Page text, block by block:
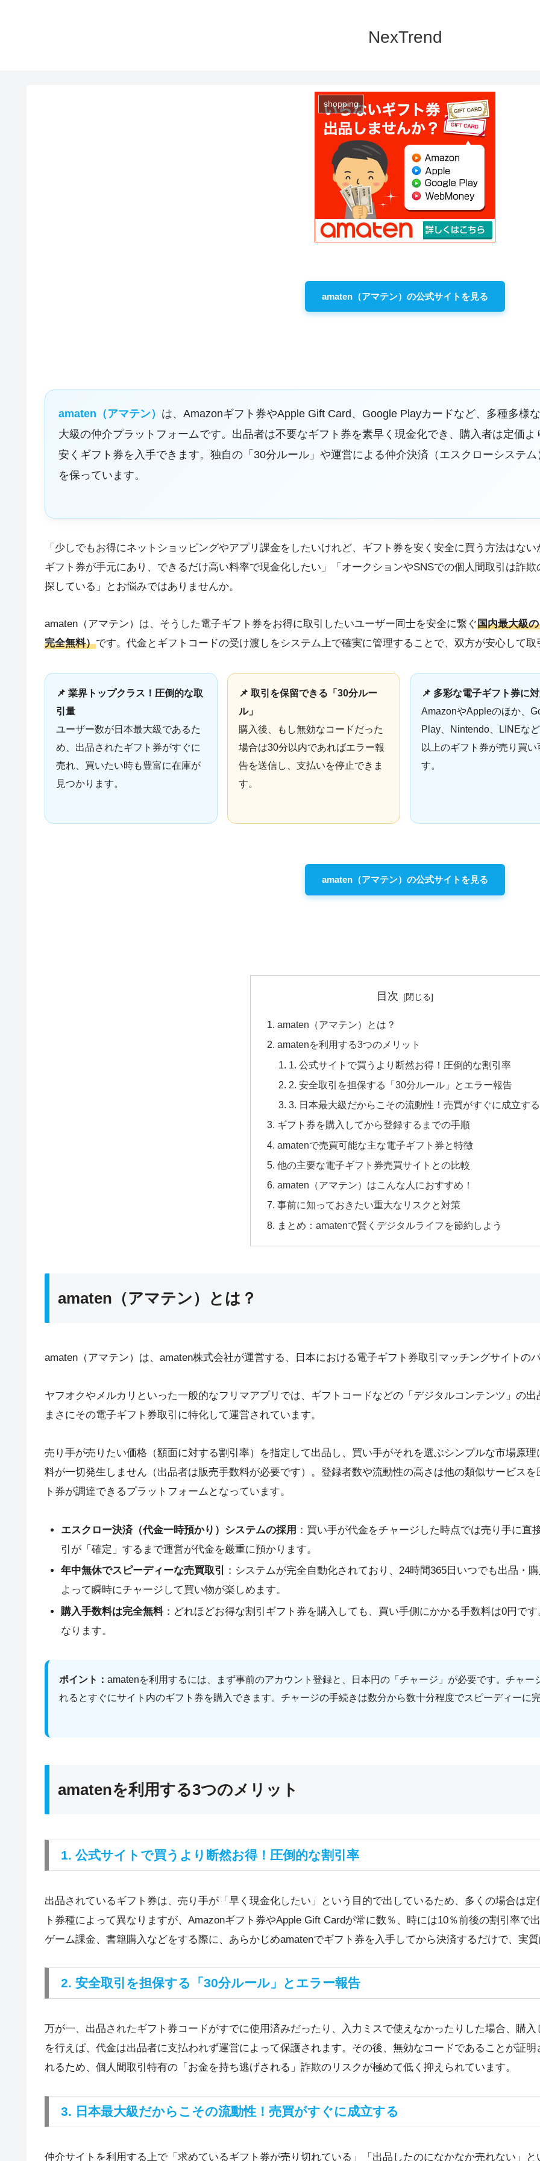
NexTrend
shopping
amaten（アマテン）の公式サイトを見る
amaten（アマテン） は、Amazonギフト券やApple Gift Card、Google Playカードなど、多種多様
大級の仲介プラットフォームです。出品者は不要なギフト券を素早く現金化でき、購入者は定価
安くギフト券を入手できます。独自の「30分ルール」や運営による仲介決済（エスクローシステ
を保っています。
「少しでもお得にネットショッピングやアプリ課金をしたいけれど、ギフト券を安く安全に買う方法はな
ギフト券が手元にあり、できるだけ高い料率で現金化したい」「オークションやSNSでの個人間取引は詐
探している」とお悩みではありませんか。
amaten（アマテン）は、そうした電子ギフト券をお得に取引したいユーザー同士を安全に繋ぐ国内最大級
完全無料）です。代金とギフトコードの受け渡しをシステム上で確実に管理することで、双方が安心して
📌 業界トップクラス！圧倒的な取
引量
ユーザー数が日本最大級であるた
め、出品されたギフト券がすぐに
売れ、買いたい時も豊富に在庫が
見つかります。
📌 取引を保留できる「30分ルー
ル」
購入後、もし無効なコードだった
場合は30分以内であればエラー報
告を送信し、支払いを停止できま
す。
📌 多彩な電子ギフト券に
AmazonやAppleのほか、
Play、Nintendo、LINEな
以上のギフト券が売り買い
す。
amaten（アマテン）の公式サイトを見る
目次
amaten（アマテン）とは？
amatenを利用する3つのメリット
1. 公式サイトで買うより断然お得！圧倒的な割引率
2. 安全取引を担保する「30分ルール」とエラー報告
3. 日本最大級だからこその流動性！売買がすぐに成立する
ギフト券を購入してから登録するまでの手順
amatenで売買可能な主な電子ギフト券と特徴
他の主要な電子ギフト券売買サイトとの比較
amaten（アマテン）はこんな人におすすめ！
事前に知っておきたい重大なリスクと対策
まとめ：amatenで賢くデジタルライフを節約しよう
amaten（アマテン）とは？
amaten（アマテン）は、amaten株式会社が運営する、日本における電子ギフト券取引マッチングサイトの
ヤフオクやメルカリといった一般的なフリマアプリでは、ギフトコードなどの「デジタルコンテンツ」の
まさにその電子ギフト券取引に特化して運営されています。
売り手が売りたい価格（額面に対する割引率）を指定して出品し、買い手がそれを選ぶシンプルな市場原
料が一切発生しません（出品者は販売手数料が必要です）。登録者数や流動性の高さは他の類似サービス
ト券が調達できるプラットフォームとなっています。
エスクロー決済（代金一時預かり）システムの採用 ：買い手が代金をチャージした時点では売り手に
引が「確定」するまで運営が代金を厳重に預かります。
年中無休でスピーディーな売買取引
：システムが完全自動化されており、24時間365日いつでも出品・
よって瞬時にチャージして買い物が楽しめます。
購入手数料は完全無料：どれほどお得な割引ギフト券を購入しても、買い手側にかかる手数料は0円で
なります。
ポイント： amatenを利用するには、まず事前のアカウント登録と、日本円の「チャージ」が必要です。チャ
れるとすぐにサイト内のギフト券を購入できます。チャージの手続きは数分から数十分程度でスピーディーに
amatenを利用する3つのメリット
1. 公式サイトで買うより断然お得！圧倒的な割引率
出品されているギフト券は、売り手が「早く現金化したい」という目的で出しているため、多くの場合は
ト券種によって異なりますが、Amazonギフト券やApple Gift Cardが常に数％、時には10％前後の割引率で
ゲーム課金、書籍購入などをする際に、あらかじめamatenでギフト券を入手してから決済するだけで、実
2. 安全取引を担保する「30分ルール」とエラー報告
万が一、出品されたギフト券コードがすでに使用済みだったり、入力ミスで使えなかったりした場合、購
を行えば、代金は出品者に支払われず運営によって保護されます。その後、無効なコードであることが証
れるため、個人間取引特有の「お金を持ち逃げされる」詐欺のリスクが極めて低く抑えられています。
3. 日本最大級だからこその流動性！売買がすぐに成立する
仲介サイトを利用する上で「求めているギフト券が売り切れている」「出品したのになかなか売れない」